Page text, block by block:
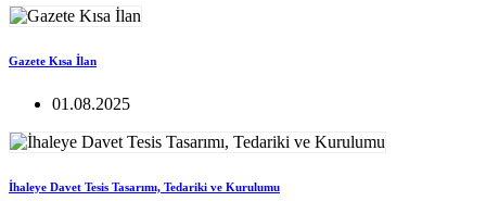
Gazete Kısa İlan
01.08.2025
İhaleye Davet Tesis Tasarımı, Tedariki ve Kurulumu